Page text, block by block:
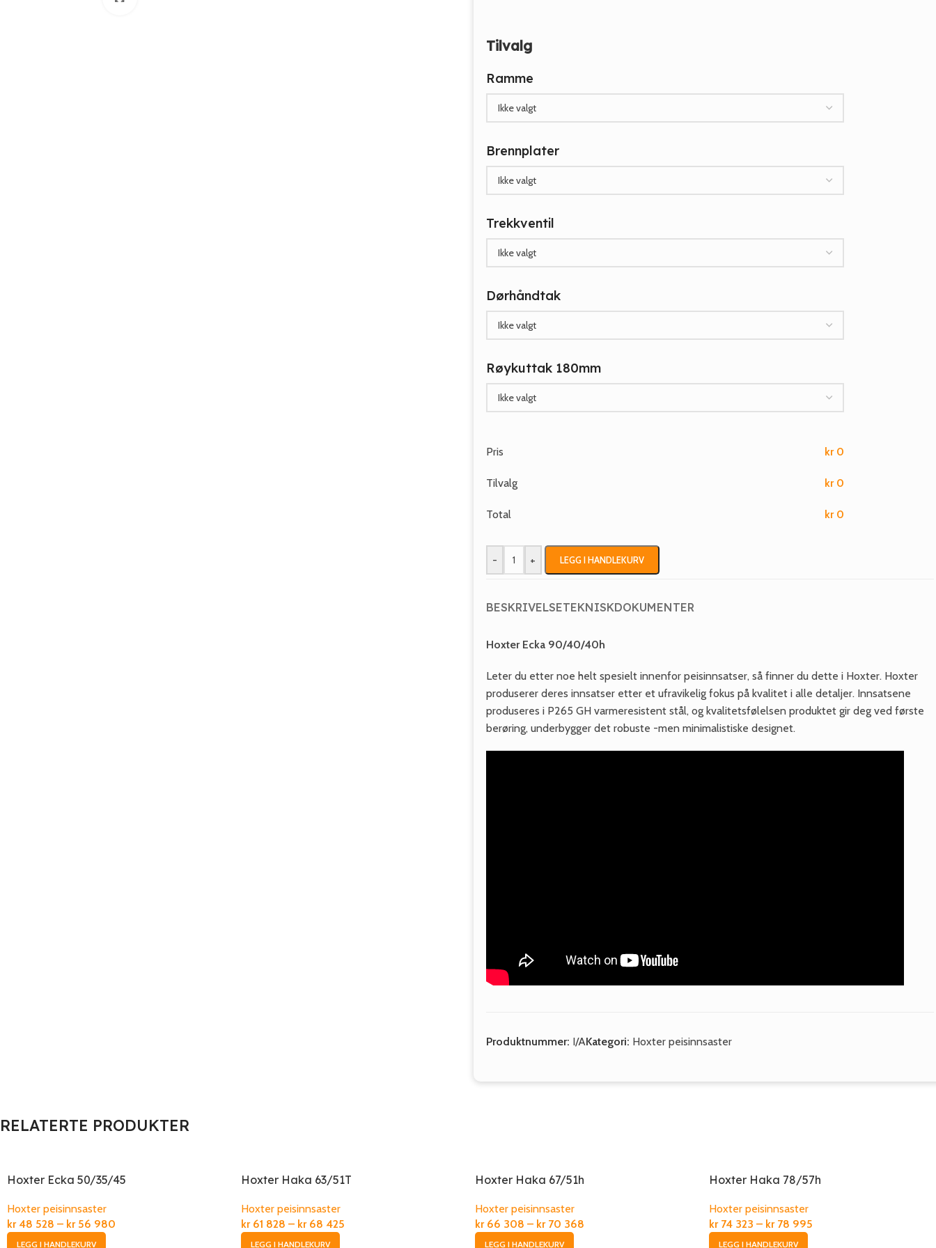
Tilvalg
Ramme
Brennplater
Trekkventil
Dørhåndtak
Røykuttak 180mm
Pris kr0
Tilvalg kr0
Total kr0
- + LEGG I HANDLEKURV
BESKRIVELSETEKNISKDOKUMENTER
Hoxter Ecka 90/40/40h
Leter du etter noe helt spesielt innenfor peisinnsatser, så finner du dette i Hoxter. Hoxter
produserer deres innsatser etter et ufravikelig fokus på kvalitet i alle detaljer. Innsatsene
produseres i P265 GH varmeresistent stål, og kvalitetsfølelsen produktet gir deg ved første
berøring, underbygger det robuste -men minimalistiske designet.
Produktnummer: I/AKategori: Hoxter peisinnsaster
RELATERTE PRODUKTER
Hoxter Ecka 50/35/45
Hoxter peisinnsaster
kr48 528 – kr56 980
LEGG I HANDLEKURV
Hoxter Haka 63/51T
Hoxter peisinnsaster
kr61 828 – kr68 425
LEGG I HANDLEKURV
Hoxter Haka 67/51h
Hoxter peisinnsaster
kr66 308 – kr70 368
LEGG I HANDLEKURV
Hoxter Haka 78/57h
Hoxter peisinnsaster
kr74 323 – kr78 995
LEGG I HANDLEKURV